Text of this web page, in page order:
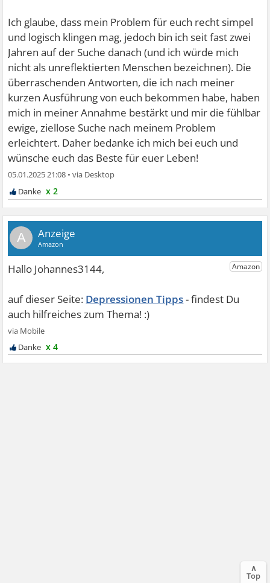
Ich glaube, dass mein Problem für euch recht simpel
und logisch klingen mag, jedoch bin ich seit fast zwei
Jahren auf der Suche danach (und ich würde mich
nicht als unreflektierten Menschen bezeichnen). Die
überraschenden Antworten, die ich nach meiner
kurzen Ausführung von euch bekommen habe, haben
mich in meiner Annahme bestärkt und mir die fühlbar
ewige, ziellose Suche nach meinem Problem
erleichtert. Daher bedanke ich mich bei euch und
wünsche euch das Beste für euer Leben!
05.01.2025 21:08 •
x 2
A
Depressionen Tipps
x 4
∧
Top